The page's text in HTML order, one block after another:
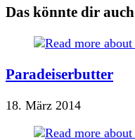
Das könnte dir
Paradeiserbutter
18. März 2014